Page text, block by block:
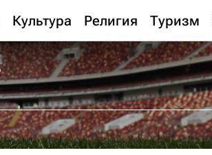
Культура Религия Туризм